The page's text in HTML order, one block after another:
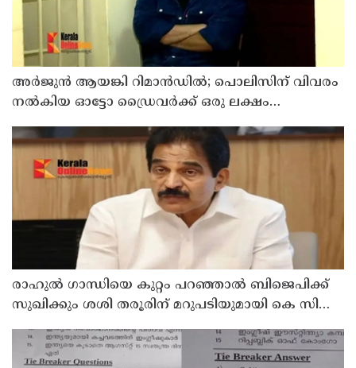
അര്‍ജുന്‍ ആയങ്കി റിമാന്‍ഡില്‍; പൊലിസിന് വിവരം
നൽകിയ ഓട്ടോ ഡ്രൈവർക്ക് ഒരു ലക്ഷം
രാഹുല്‍ ഗാന്ധിയെ കുറ്റം പറഞ്ഞാല്‍ ബിജെപിക്ക്
സുഖിക്കും ശശി തരൂരിന് മറുപടിയുമായി കെ സി